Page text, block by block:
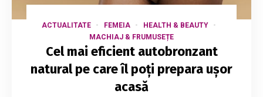
ACTUALITATE FEMEIA
HEALTH & BEAUTY
MACHIAJ & FRUMUSEȚE
Cel mai eficient autobronzant
natural pe care îl poți prepara ușor
acasă